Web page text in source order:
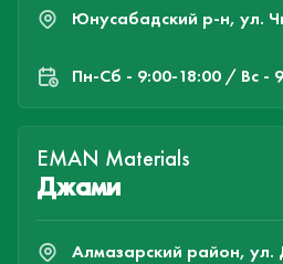
Юнусабадский р-н, ул.
Пн-Cб - 9:00-18:00 / Вс -
EMAN Materials
Джами
Алмазарский район, ул.